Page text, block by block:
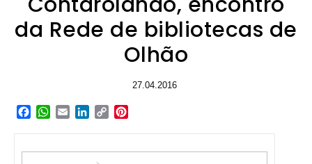
da Rede de bibliotecas de
Olhão
27.04.2016
Facebook
WhatsApp
EmailLinkedIn
Copy